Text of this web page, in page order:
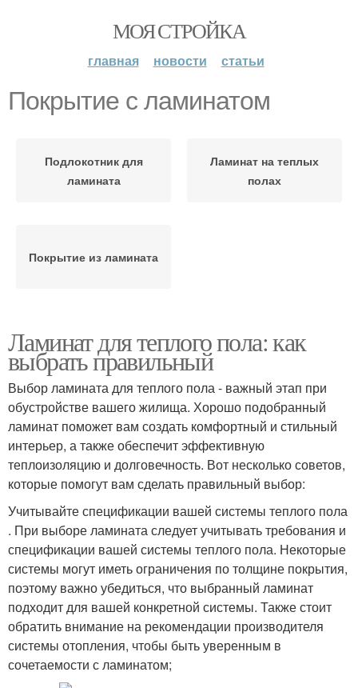
МОЯ СТРОЙКА
главная новости статьи
Покрытие с ламинатом
Подлокотник для
ламината
Ламинат на теплых
полах
Покрытие из ламината
Ламинат для теплого пола: как
выбрать правильный
Выбор ламината для теплого пола - важный этап при
обустройстве вашего жилища. Хорошо подобранный
ламинат поможет вам создать комфортный и стильный
интерьер, а также обеспечит эффективную
теплоизоляцию и долговечность. Вот несколько советов,
которые помогут вам сделать правильный выбор:
Учитывайте спецификации вашей системы теплого пола
. При выборе ламината следует учитывать требования и
спецификации вашей системы теплого пола. Некоторые
системы могут иметь ограничения по толщине покрытия,
поэтому важно убедиться, что выбранный ламинат
подходит для вашей конкретной системы. Также стоит
обратить внимание на рекомендации производителя
системы отопления, чтобы быть уверенным в
сочетаемости с ламинатом;